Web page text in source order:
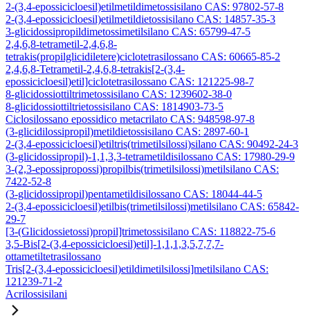
2-(3,4-epossicicloesil)etilmetildimetossisilano CAS: 97802-57-8
2-(3,4-epossicicloesil)etilmetildietossisilano CAS: 14857-35-3
3-glicidossipropildimetossimetilsilano CAS: 65799-47-5
2,4,6,8-tetrametil-2,4,6,8-
tetrakis(propilglicidiletere)ciclotetrasilossano CAS: 60665-85-2
2,4,6,8-Tetrametil-2,4,6,8-tetrakis[2-(3,4-
epossicicloesil)etil]ciclotetrasilossano CAS: 121225-98-7
8-glicidossiottiltrimetossisilano CAS: 1239602-38-0
8-glicidossiottiltrietossisilano CAS: 1814903-73-5
Ciclosilossano epossidico metacrilato CAS: 948598-97-8
(3-glicidilossipropil)metildietossisilano CAS: 2897-60-1
2-(3,4-epossicicloesil)etiltris(trimetilsilossi)silano CAS: 90492-24-3
(3-glicidossipropil)-1,1,3,3-tetrametildisilossano CAS: 17980-29-9
3-(2,3-epossipropossi)propilbis(trimetilsilossi)metilsilano CAS:
7422-52-8
(3-glicidossipropil)pentametildisilossano CAS: 18044-44-5
2-(3,4-epossicicloesil)etilbis(trimetilsilossi)metilsilano CAS: 65842-
29-7
[3-(Glicidossietossi)propil]trimetossisilano CAS: 118822-75-6
3,5-Bis[2-(3,4-epossicicloesil)etil]-1,1,1,3,5,7,7,7-
ottametiltetrasilossano
Tris[2-(3,4-epossicicloesil)etildimetilsilossi]metilsilano CAS:
121239-71-2
Acrilossisilani